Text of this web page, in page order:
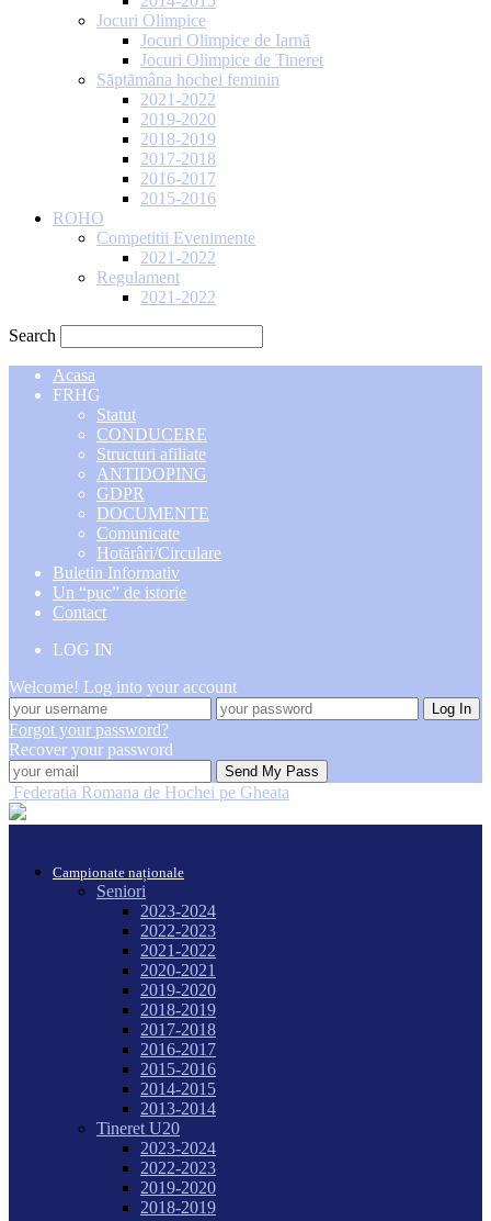
Jocuri Olimpice
Jocuri Olimpice de Iarnă
Jocuri Olimpice de Tineret
Săptămâna hochei feminin
2021-2022
2019-2020
2018-2019
2017-2018
2016-2017
2015-2016
ROHO
Competitii Evenimente
2021-2022
Regulament
2021-2022
Search
Acasa
FRHG
Statut
CONDUCERE
Structuri afiliate
ANTIDOPING
GDPR
DOCUMENTE
Comunicate
Hotărâri/Circulare
Buletin Informativ
Un “puc” de istorie
Contact
LOG IN
Welcome! Log into your account
Forgot your password?
Recover your password
Federatia Romana de Hochei pe Gheata
Campionate naționale
Seniori
2023-2024
2022-2023
2021-2022
2020-2021
2019-2020
2018-2019
2017-2018
2016-2017
2015-2016
2014-2015
2013-2014
Tineret U20
2023-2024
2022-2023
2019-2020
2018-2019